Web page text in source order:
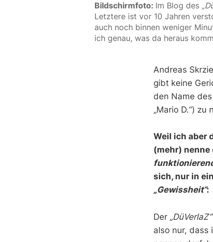
Bildschirmfoto: Im Blog des
Letztere ist vor 10 Jahren
auch noch binnen weniger
ich genau, was da heraus
Andreas
gibt keine
den Name
„Mario D.“) zu
Weil ich aber
(mehr)
sich, nur in
„Gewissheit“:
Der „DüVerlaZ“
also nur, dass